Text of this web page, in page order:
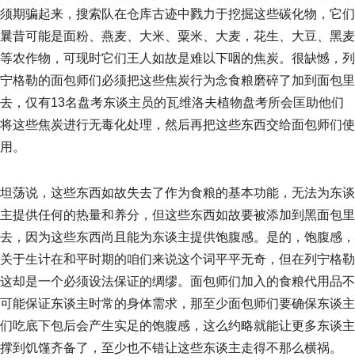
须期骗起来，搜索队在仓库古迹中戮力于挖掘这些碳化物，它们
曩昔可能是面粉、燕麦、大米、粟米、大麦，花生、大豆、黑麦
等农作物，可现时它们王人如故是难以下咽的焦炭。很缺憾，列
宁格勒的面包师们必须把这些焦炭行为念食粮磨碎了加到面包里
去，仅有13名盘考东谈主员的瓦维洛夫植物盘考所会匡助他们
将这些焦炭进行无毒化处理，然后再把这些东西交给面包师们使
用。
坦荡说，这些东西如故失去了作为食粮的基本功能，无法为东谈
主提供任何的热量和养分，但这些东西如故要被添加到黑面包里
去，因为这些东西尚且能为东谈主提供饱腹感。是的，饱腹感，
关于生计在和平时期的咱们来说这个词平平无奇，但在列宁格勒
这却是一个必须设法保证的绸缪。面包师们加入的食粮代用品不
可能保证东谈主时常的身体需求，那至少面包师们要确保东谈主
们吃底下包后会产生实足的饱腹感，这么约略就能让更多东谈主
撑到饥馑齐备了，至少也不错让这些东谈主走得不那么横祸。